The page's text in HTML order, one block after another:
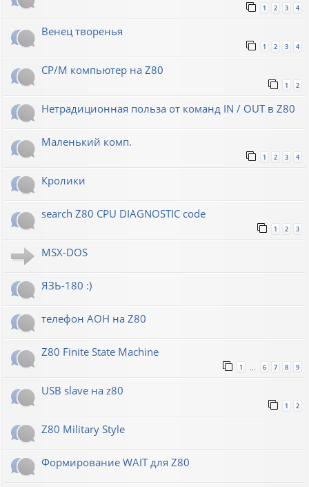
1 2 3 4
Венец творенья
1 2 3 4
CP/M компьютер на Z80
1 2
Нетрадиционная польза от команд IN / OUT в Z80
Маленький комп.
1 2 3 4
Кролики
search Z80 CPU DIAGNOSTIC code
1 2 3
MSX-DOS
ЯЗЬ-180 :)
телефон АОН на Z80
Z80 Finite State Machine
1 … 6 7 8 9
USB slave на z80
1 2
Z80 Military Style
Формирование WAIT для Z80